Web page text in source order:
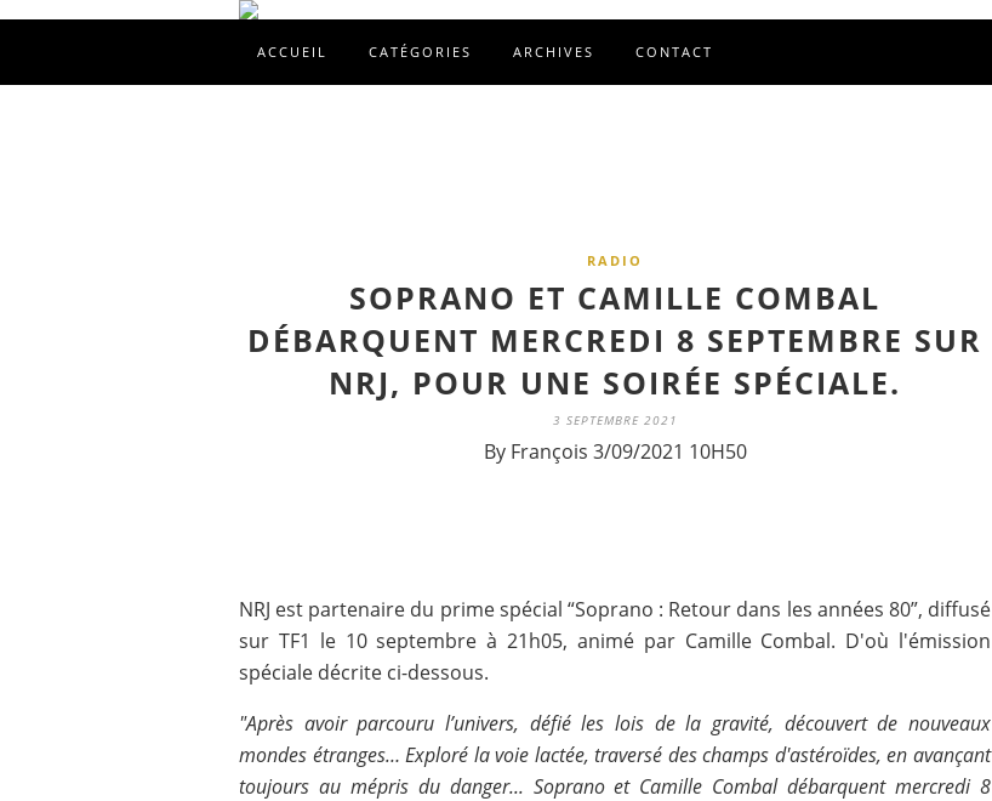
ACCUEIL CATÉGORIES ARCHIVES CONTACT
RADIO
SOPRANO ET CAMILLE COMBAL
DÉBARQUENT MERCREDI 8 SEPTEMBRE SUR
NRJ, POUR UNE SOIRÉE SPÉCIALE.
3 SEPTEMBRE 2021
By François 3/09/2021 10H50
NRJ est partenaire du prime spécial “Soprano : Retour dans les années 80”, diffusé
sur TF1 le 10 septembre à 21h05, animé par Camille Combal. D'où l'émission
spéciale décrite ci-dessous.
"Après avoir parcouru l’univers, défié les lois de la gravité, découvert de nouveaux
mondes étranges… Exploré la voie lactée, traversé des champs d'astéroïdes, en avançant
toujours au mépris du danger... Soprano et Camille Combal débarquent mercredi 8